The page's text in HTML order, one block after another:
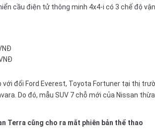
cầu điện tử thông minh 4x4-i có 3 chế độ
với đối Ford Everest, Toyota Fortuner tại thị
Do đó, mẫu SUV 7 chỗ mới của Nissan
Terra cũng cho ra mắt phiên bản thể thao